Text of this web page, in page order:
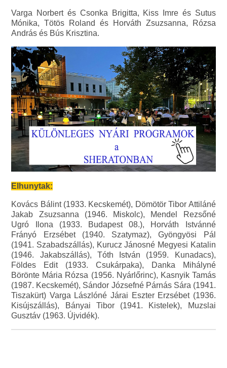
Varga Norbert és Csonka Brigitta, Kiss Imre és Sutus
Mónika, Tötös Roland és Horváth Zsuzsanna, Rózsa
András és Bús Krisztina.
Elhunytak:
Kovács Bálint (1933. Kecskemét), Dömötör Tibor Attiláné
Jakab Zsuzsanna (1946. Miskolc), Mendel Rezsőné
Ugró Ilona (1933. Budapest 08.), Horváth Istvánné
Frányó Erzsébet (1940. Szatymaz), Gyöngyösi Pál
(1941. Szabadszállás), Kurucz Jánosné Megyesi Katalin
(1946. Jakabszállás), Tóth István (1959. Kunadacs),
Földes Edit (1933. Csukárpaka), Danka Mihályné
Börönte Mária Rózsa (1956. Nyárlőrinc), Kasnyik Tamás
(1987. Kecskemét), Sándor Józsefné Párnás Sára (1941.
Tiszakürt) Varga Lászlóné Járai Eszter Erzsébet (1936.
Kisújszállás), Bányai Tibor (1941. Kistelek), Muzslai
Gusztáv (1963. Újvidék).